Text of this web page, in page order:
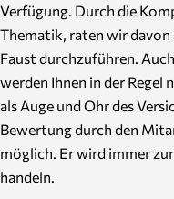
Verfügung. Durch die
Thematik, raten wir davon
Faust durchzuführen.
werden Ihnen in der Regel
als Auge und Ohr des
Bewertung durch den
möglich. Er wird immer
handeln.